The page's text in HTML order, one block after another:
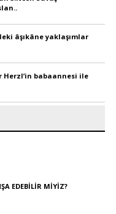
âşıkâne yaklaşımlar
Herzl’in babaannesi ile
EDEBİLİR MİYİZ?